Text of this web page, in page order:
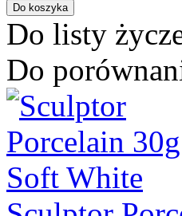
Do listy
Do